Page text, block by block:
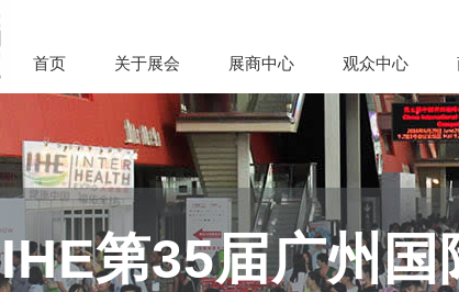
首页 关于展会 展商中心 观众中心
IHE第35届广州